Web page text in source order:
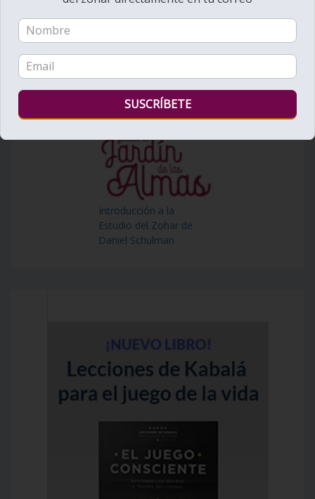
Introducción a la
Estudio del Zohar de
Daniel Schulman